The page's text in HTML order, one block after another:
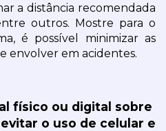
a distância recomendada
outros. Mostre para o
é possível minimizar as
envolver em acidentes.
físico ou digital sobre
o uso de celular e